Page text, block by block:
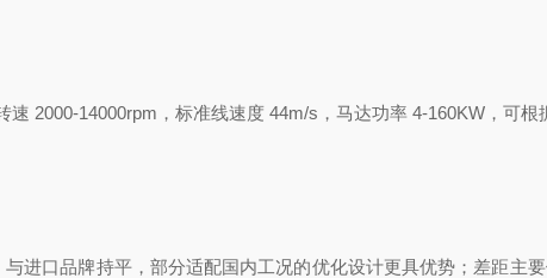
2000-14000rpm，标准线速度 44m/s，马达功率 4-160KW，可根
进口品牌持平，部分适配国内工况的优化设计更具优势；差距主